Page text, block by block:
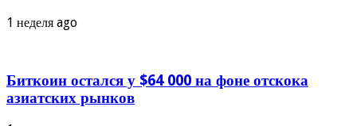
1 неделя ago
Биткоин остался у $64 000 на фоне отскока
азиатских рынков